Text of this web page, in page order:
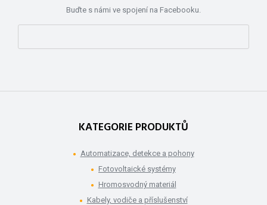
Buďte s námi ve spojení na Facebooku.
KATEGORIE PRODUKTŮ
Automatizace, detekce a pohony
Fotovoltaické systémy
Hromosvodný materiál
Kabely, vodiče a příslušenství